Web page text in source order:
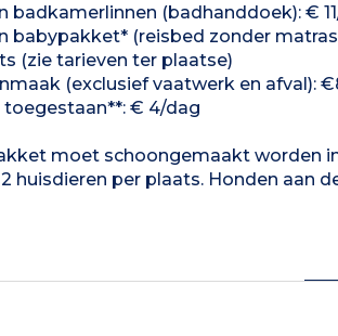
badkamerlinnen (badhanddoek): €
babypakket* (reisbed zonder
(zie tarieven ter plaatse)
(exclusief vaatwerk en afval):
toegestaan**: € 4/dag
moet schoongemaakt worden
huisdieren per plaats. Honden aan